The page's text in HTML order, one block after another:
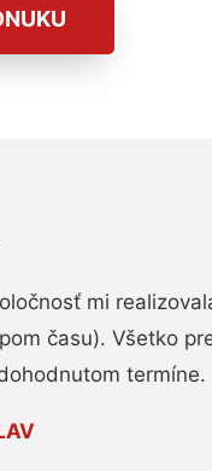
mi
času). Všetko
termíne.